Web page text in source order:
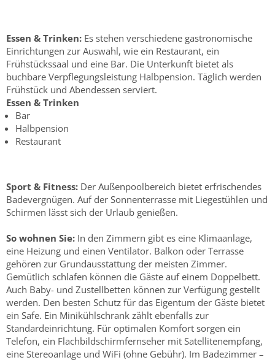
Essen & Trinken: Es stehen verschiedene gastronomische
Einrichtungen zur Auswahl, wie ein Restaurant, ein
Frühstückssaal und eine Bar. Die Unterkunft bietet als
buchbare Verpflegungsleistung Halbpension. Täglich werden
Frühstück und Abendessen serviert.
Essen & Trinken
Bar
Halbpension
Restaurant
Sport & Fitness: Der Außenpoolbereich bietet erfrischendes
Badevergnügen. Auf der Sonnenterrasse mit Liegestühlen und
Schirmen lässt sich der Urlaub genießen.
So wohnen Sie: In den Zimmern gibt es eine Klimaanlage,
eine Heizung und einen Ventilator. Balkon oder Terrasse
gehören zur Grundausstattung der meisten Zimmer.
Gemütlich schlafen können die Gäste auf einem Doppelbett.
Auch Baby- und Zustellbetten können zur Verfügung gestellt
werden. Den besten Schutz für das Eigentum der Gäste bietet
ein Safe. Ein Minikühlschrank zählt ebenfalls zur
Standardeinrichtung. Für optimalen Komfort sorgen ein
Telefon, ein Flachbildschirmfernseher mit Satellitenempfang,
eine Stereoanlage und WiFi (ohne Gebühr). Im Badezimmer –